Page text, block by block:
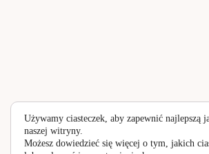
Używamy ciasteczek, aby zapewnić najlepszą
naszej witryny.
Możesz dowiedzieć się więcej o tym, jakich